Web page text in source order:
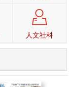
人文社科